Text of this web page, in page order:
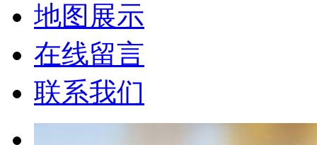
地图展示
在线留言
联系我们